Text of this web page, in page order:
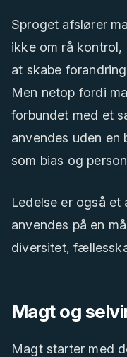
Sproget afslører
ikke om rå kontrol,
at skabe
Men netop fordi
forbundet med et
anvendes uden
som bias og
Ledelse er også
anvendes på en
diversitet,
Magt og
Magt starter med